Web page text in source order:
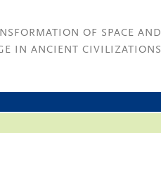
OF SPACE AND
IN ANCIENT CIVILIZATIONS